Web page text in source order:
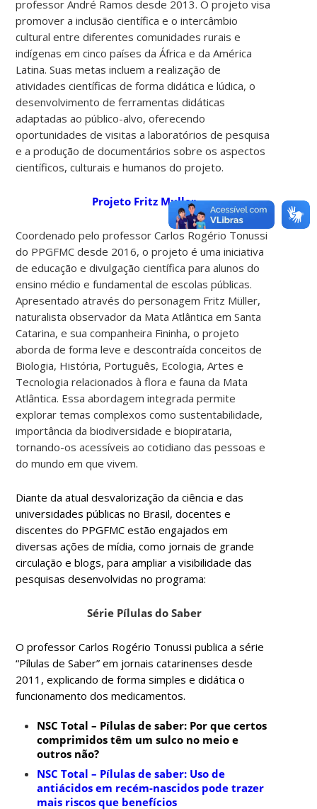
professor André Ramos desde 2013. O projeto visa
promover a inclusão científica e o intercâmbio
cultural entre diferentes comunidades rurais e
indígenas em cinco países da África e da América
Latina. Suas metas incluem a realização de
atividades científicas de forma didática e lúdica, o
desenvolvimento de ferramentas didáticas
adaptadas ao público-alvo, oferecendo
oportunidades de visitas a laboratórios de pesquisa
e a produção de documentários sobre os aspectos
científicos, culturais e humanos do projeto.
Projeto Fritz Muller
Coordenado pelo professor Carlos Rogério Tonussi
do PPGFMC desde 2016, o projeto é uma iniciativa
de educação e divulgação científica para alunos do
ensino médio e fundamental de escolas públicas.
Apresentado através do personagem Fritz Müller,
naturalista observador da Mata Atlântica em Santa
Catarina, e sua companheira Fininha, o projeto
aborda de forma leve e descontraída conceitos de
Biologia, História, Português, Ecologia, Artes e
Tecnologia relacionados à flora e fauna da Mata
Atlântica. Essa abordagem integrada permite
explorar temas complexos como sustentabilidade,
importância da biodiversidade e biopirataria,
tornando-os acessíveis ao cotidiano das pessoas e
do mundo em que vivem.
Diante da atual desvalorização da ciência e das
universidades públicas no Brasil, docentes e
discentes do PPGFMC estão engajados em
diversas ações de mídia, como jornais de grande
circulação e blogs, para ampliar a visibilidade das
pesquisas desenvolvidas no programa:
Série Pílulas do Saber
O professor Carlos Rogério Tonussi publica a série
“Pílulas de Saber” em jornais catarinenses desde
2011, explicando de forma simples e didática o
funcionamento dos medicamentos.
NSC Total – Pílulas de saber: Por que certos
comprimidos têm um sulco no meio e
outros não?
NSC Total – Pílulas de saber: Uso de
antiácidos em recém-nascidos pode trazer
mais riscos que benefícios